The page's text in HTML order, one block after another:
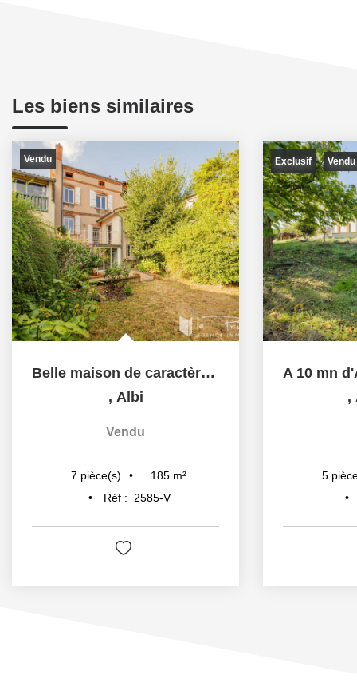
Les biens similaires
Vendu
Belle maison de caractère de type 7 et de 185 m² à 5 min de...
, Albi
Vendu
7 pièce(s) 185 m²
Réf :
2585-V
Exclusif Vendu
,
5